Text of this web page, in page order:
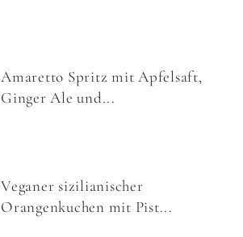
Amaretto Spritz mit Apfelsaft,
Ginger Ale und...
Veganer sizilianischer
Orangenkuchen mit Pist...